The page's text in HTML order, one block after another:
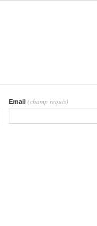
Email (champ requis)